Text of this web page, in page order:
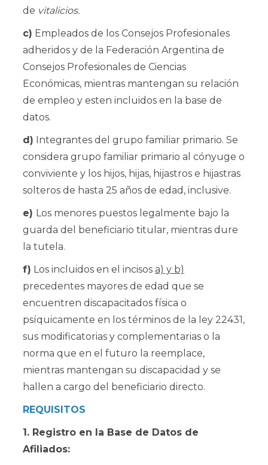
de vitalicios.
c) Empleados de los Consejos Profesionales
adheridos y de la Federación Argentina de
Consejos Profesionales de Ciencias
Económicas, mientras mantengan su relación
de empleo y esten incluidos en la base de
datos.
d) Integrantes del grupo familiar primario. Se
considera grupo familiar primario al cónyuge o
conviviente y los hijos, hijas, hijastros e hijastras
solteros de hasta 25 años de edad, inclusive.
e) Los menores puestos legalmente bajo la
guarda del beneficiario titular, mientras dure
la tutela.
f) Los incluidos en el incisos a) y b)
precedentes mayores de edad que se
encuentren discapacitados física o
psíquicamente en los términos de la ley 22431,
sus modificatorias y complementarias o la
norma que en el futuro la reemplace,
mientras mantengan su discapacidad y se
hallen a cargo del beneficiario directo.
REQUISITOS
1. Registro en la Base de Datos de
Afiliados: